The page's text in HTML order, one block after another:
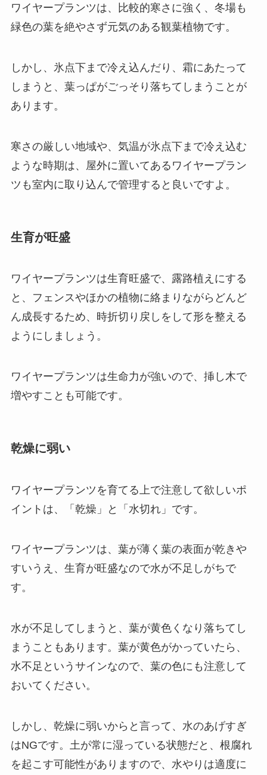
ワイヤープランツは、比較的寒さに強く、冬場も
緑色の葉を絶やさず元気のある観葉植物です。
しかし、氷点下まで冷え込んだり、霜にあたって
しまうと、葉っぱがごっそり落ちてしまうことが
あります。
寒さの厳しい地域や、気温が氷点下まで冷え込む
ような時期は、屋外に置いてあるワイヤープラン
ツも室内に取り込んで管理すると良いですよ。
生育が旺盛
ワイヤープランツは生育旺盛で、露路植えにする
と、フェンスやほかの植物に絡まりながらどんど
ん成長するため、 時折切り戻しをして形を整える
ようにしましょう。
ワイヤープランツは生命力が強いので、挿し木で
増やすことも可能です。
乾燥に弱い
ワイヤープランツを育てる上で注意して欲しいポ
イントは、「乾燥」と「水切れ」です。
ワイヤープランツは、 葉が薄く葉の表面が乾きや
すいうえ、生育が旺盛なので水が不足しがちで
す。
水が不足してしまうと、葉が黄色くなり落ちてし
まうこともあります。 葉が黄色がかっていたら、
水不足というサインなので、葉の色にも注意して
おいてください。
しかし、乾燥に弱いからと言って、水のあげすぎ
はNGです。土が常に湿っている状態だと、根腐れ
を起こす可能性がありますので、水やりは適度に